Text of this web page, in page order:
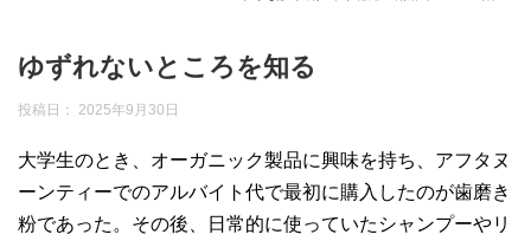
ゆずれないところを知る
投稿日： 2025年9月30日
大学生のとき、オーガニック製品に興味を持ち、アフタヌ
ーンティーでのアルバイト代で最初に購入したのが歯磨き
粉であった。その後、日常的に使っていたシャンプーやリ